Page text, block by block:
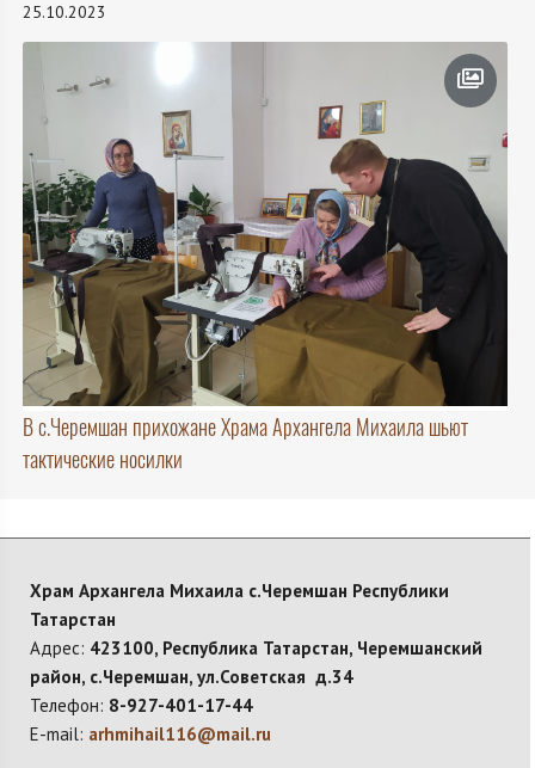
25.10.2023
В с.Черемшан прихожане Храма Архангела Михаила шьют
тактические носилки
Храм Архангела Михаила с.Черемшан Республики
Татарстан
Адрес: 423100, Республика Татарстан, Черемшанский
район, с.Черемшан, ул.Советская д.34
Телефон: 8-927-401-17-44
E-mail: arhmihail116@mail.ru